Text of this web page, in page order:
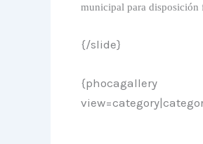
municipal para disposición
{/slide}
{phocagallery